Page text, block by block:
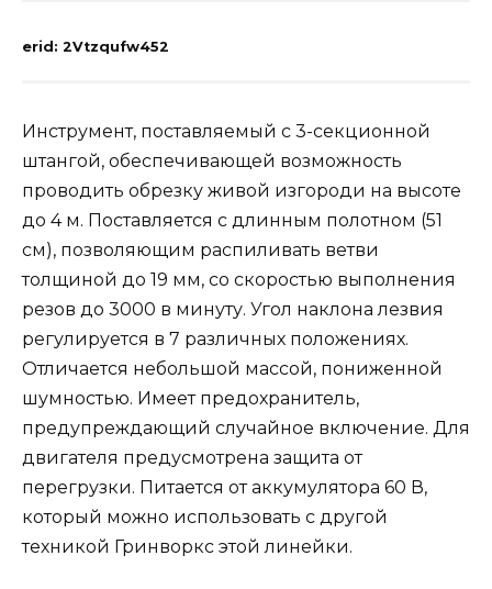
erid: 2Vtzqufw452
Инструмент, поставляемый с 3-секционной
штангой, обеспечивающей возможность
проводить обрезку живой изгороди на высоте
до 4 м. Поставляется с длинным полотном (51
см), позволяющим распиливать ветви
толщиной до 19 мм, со скоростью выполнения
резов до 3000 в минуту. Угол наклона лезвия
регулируется в 7 различных положениях.
Отличается небольшой массой, пониженной
шумностью. Имеет предохранитель,
предупреждающий случайное включение. Для
двигателя предусмотрена защита от
перегрузки. Питается от аккумулятора 60 В,
который можно использовать с другой
техникой Гринворкс этой линейки.